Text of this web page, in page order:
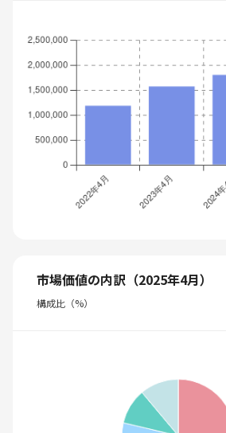
市場価値の内訳（2025年4月）
構成比（%）